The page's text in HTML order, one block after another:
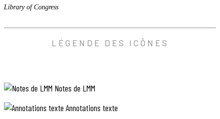
Library of Congress
ANNOTATION PHOTO
Library of Congress
LÉGENDE DES ICÔNES
Notes de LMM
Annotations texte